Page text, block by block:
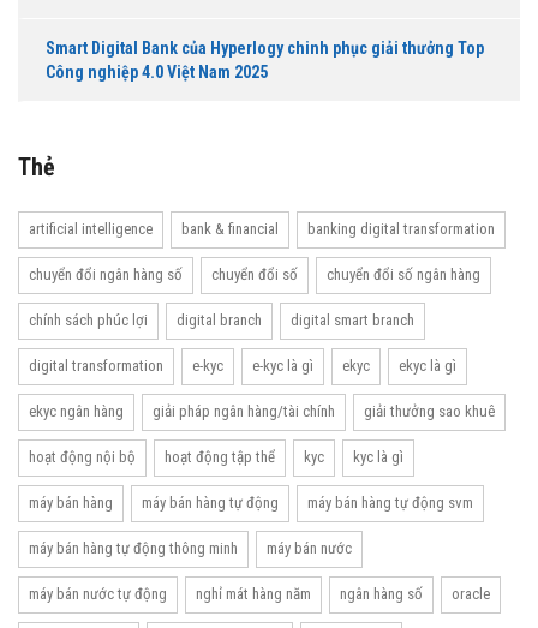
Smart Digital Bank của Hyperlogy chinh phục giải thưởng Top
Công nghiệp 4.0 Việt Nam 2025
Thẻ
artificial intelligence bank & financial banking digital transformation
chuyển đổi ngân hàng số chuyển đổi số chuyển đổi số ngân hàng
chính sách phúc lợi digital branch digital smart branch
digital transformation e-kyc e-kyc là gì ekyc ekyc là gì
ekyc ngân hàng giải pháp ngân hàng/tài chính giải thưởng sao khuê
hoạt động nội bộ hoạt động tập thể kyc kyc là gì
máy bán hàng máy bán hàng tự động máy bán hàng tự động svm
máy bán hàng tự động thông minh máy bán nước
máy bán nước tự động nghỉ mát hàng năm ngân hàng số oracle